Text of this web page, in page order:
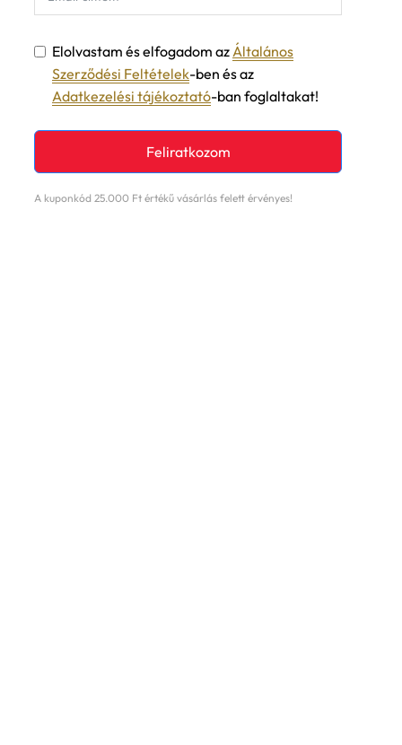
Elolvastam és elfogadom az Általános
Szerződési Feltételek-ben és az
Adatkezelési tájékoztató-ban foglaltakat!
Feliratkozom
A kuponkód 25.000 Ft értékű vásárlás felett érvényes!